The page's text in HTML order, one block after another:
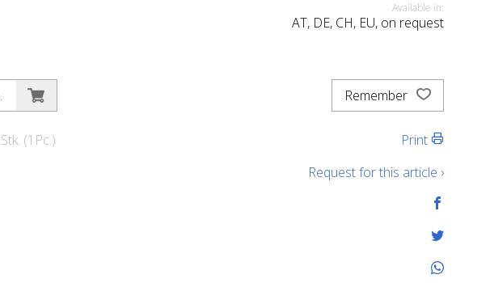
Available in:
AT, DE, CH, EU, on request
(1Pc.)
Remember
Print
Request for this article ›